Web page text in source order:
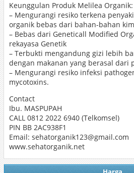
Keunggulan Produk Melilea Organik:
– Mengurangi resiko terkena
organik bebas dari bahan-bahan
– Bebas dari Geneticall Modified
rekayasa Genetik
– Terbukti mengandung gizi lebih
dengan makanan yang berasal dari
– Mengurangi resiko infeksi
mycotoxins.
Contact
Ibu. MASPUPAH
CALL 0812 2022 6940 (Telkomsel)
PIN BB 2AC938F1
Email: sehatorganik123@gmail.com
www.sehatorganik.net